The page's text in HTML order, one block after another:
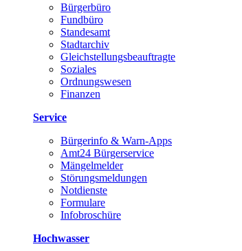
Bürgerbüro
Fundbüro
Standesamt
Stadtarchiv
Gleichstellungsbeauftragte
Soziales
Ordnungswesen
Finanzen
Service
Bürgerinfo & Warn-Apps
Amt24 Bürgerservice
Mängelmelder
Störungsmeldungen
Notdienste
Formulare
Infobroschüre
Hochwasser